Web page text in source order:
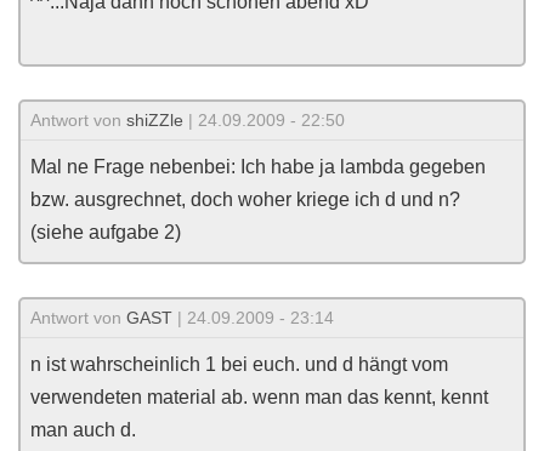
Antwort von shiZZle | 24.09.2009 - 22:50
Mal ne Frage nebenbei: Ich habe ja lambda gegeben
bzw. ausgrechnet, doch woher kriege ich d und n?
(siehe aufgabe 2)
Antwort von GAST | 24.09.2009 - 23:14
n ist wahrscheinlich 1 bei euch. und d hängt vom
verwendeten material ab. wenn man das kennt, kennt
man auch d.